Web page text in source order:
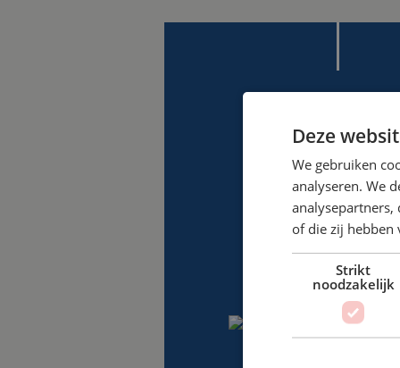
Deze
We gebruiken
analyseren. We
of die zij hebben
Strikt
noodzakelijk